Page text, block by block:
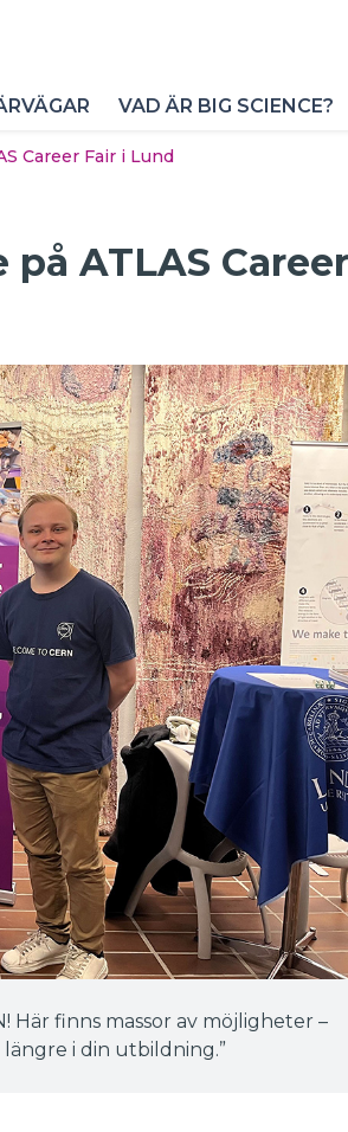
VAD ÄR BIG SCIENCE?
Career Fair i Lund
ATLAS Career
Här finns massor av möjligheter –
i din utbildning.”